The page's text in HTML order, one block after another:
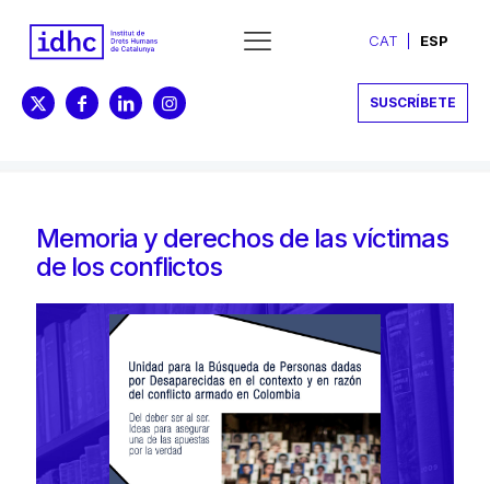
CAT ESP
SUSCRÍBETE
Memoria y derechos de las víctimas
de los conflictos